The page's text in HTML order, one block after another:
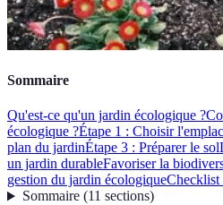
Sommaire
Qu'est-ce qu'un jardin écologique ?
écologique ?Étape 1 : Choisir
plan du jardinÉtape 3 : Préparer le sol
un jardin durableFavoriser la
gestion du jardin écologiqueChecklist
Sommaire(11 sections)